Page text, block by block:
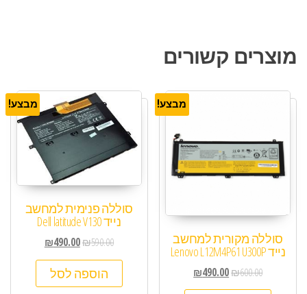
מוצרים קשורים
מבצע!
סוללה מקורית למחשב
נייד Lenovo L12M4P61 U300P
₪600.00
₪490.00
מבצע!
סוללה פנימית למחשב
נייד Dell latitude V130
₪590.00
₪490.00
הוספה לסל